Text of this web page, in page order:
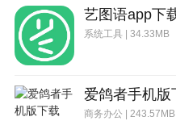
系统工具 | 34.33MB
商务办公 | 243.57MB